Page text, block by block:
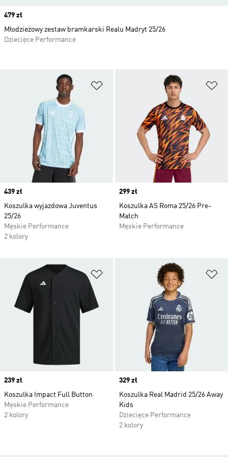
Dodaj do listy życzeń
Price
439 zł
Koszulka wyjazdowa Juventus
25/26
Męskie Performance
2 kolory
Price
299 zł
Koszulka AS Roma 25/26 Pre-
Match
Męskie Performance
Dodaj do listy życzeń
Price
239 zł
Koszulka Impact Full Button
Męskie Performance
2 kolory
Price
329 zł
Koszulka Real Madrid 25/26 Away
Kids
Dziecięce Performance
2 kolory
Price
479 zł
Młodzieżowy zestaw bramkarski Realu Madryt 25/26
Dziecięce Performance